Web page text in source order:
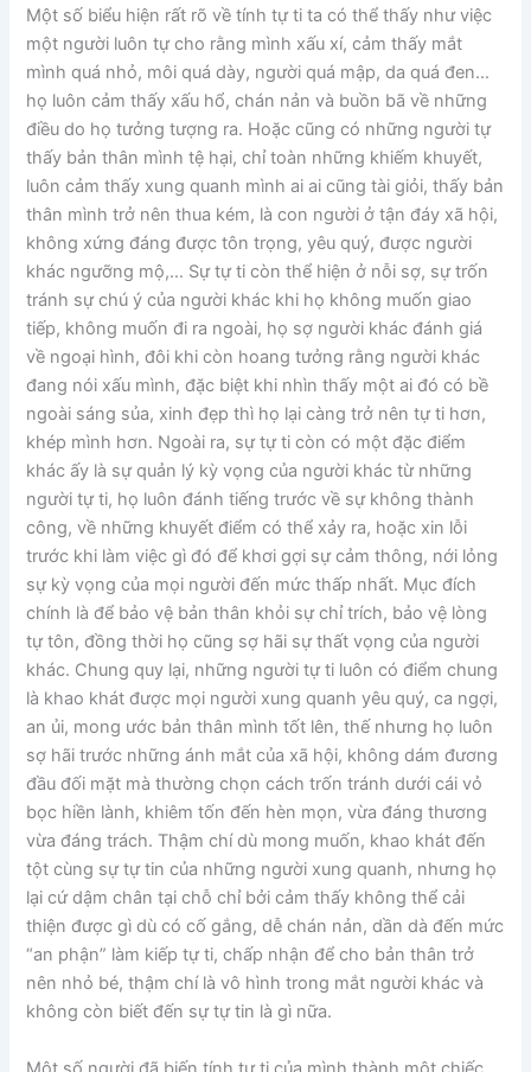
Một số biểu hiện rất rõ về tính tự ti ta có thể thấy như việc
một người luôn tự cho rằng mình xấu xí, cảm thấy mắt
mình quá nhỏ, môi quá dày, người quá mập, da quá đen…
họ luôn cảm thấy xấu hổ, chán nản và buồn bã về những
điều do họ tưởng tượng ra. Hoặc cũng có những người tự
thấy bản thân mình tệ hại, chỉ toàn những khiếm khuyết,
luôn cảm thấy xung quanh mình ai ai cũng tài giỏi, thấy bản
thân mình trở nên thua kém, là con người ở tận đáy xã hội,
không xứng đáng được tôn trọng, yêu quý, được người
khác ngưỡng mộ,… Sự tự ti còn thể hiện ở nỗi sợ, sự trốn
tránh sự chú ý của người khác khi họ không muốn giao
tiếp, không muốn đi ra ngoài, họ sợ người khác đánh giá
về ngoại hình, đôi khi còn hoang tưởng rằng người khác
đang nói xấu mình, đặc biệt khi nhìn thấy một ai đó có bề
ngoài sáng sủa, xinh đẹp thì họ lại càng trở nên tự ti hơn,
khép mình hơn. Ngoài ra, sự tự ti còn có một đặc điểm
khác ấy là sự quản lý kỳ vọng của người khác từ những
người tự ti, họ luôn đánh tiếng trước về sự không thành
công, về những khuyết điểm có thể xảy ra, hoặc xin lỗi
trước khi làm việc gì đó để khơi gợi sự cảm thông, nới lỏng
sự kỳ vọng của mọi người đến mức thấp nhất. Mục đích
chính là để bảo vệ bản thân khỏi sự chỉ trích, bảo vệ lòng
tự tôn, đồng thời họ cũng sợ hãi sự thất vọng của người
khác. Chung quy lại, những người tự ti luôn có điểm chung
là khao khát được mọi người xung quanh yêu quý, ca ngợi,
an ủi, mong ước bản thân mình tốt lên, thế nhưng họ luôn
sợ hãi trước những ánh mắt của xã hội, không dám đương
đầu đối mặt mà thường chọn cách trốn tránh dưới cái vỏ
bọc hiền lành, khiêm tốn đến hèn mọn, vừa đáng thương
vừa đáng trách. Thậm chí dù mong muốn, khao khát đến
tột cùng sự tự tin của những người xung quanh, nhưng họ
lại cứ dậm chân tại chỗ chỉ bởi cảm thấy không thể cải
thiện được gì dù có cố gắng, dễ chán nản, dần dà đến mức
“an phận” làm kiếp tự ti, chấp nhận để cho bản thân trở
nên nhỏ bé, thậm chí là vô hình trong mắt người khác và
không còn biết đến sự tự tin là gì nữa.